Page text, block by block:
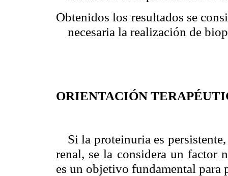
Obtenidos los resultados se
necesaria la realización de
ORIENTACIÓN
Si la proteinuria es
renal, se la considera un factor
es un objetivo fundamental para